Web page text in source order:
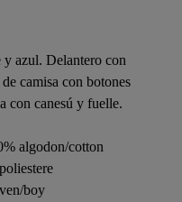
y azul. Delantero con
camisa con botones
con canesú y fuelle.
algodon/cotton
boy